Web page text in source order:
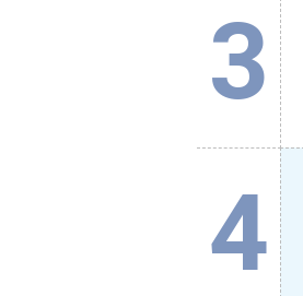
3
4